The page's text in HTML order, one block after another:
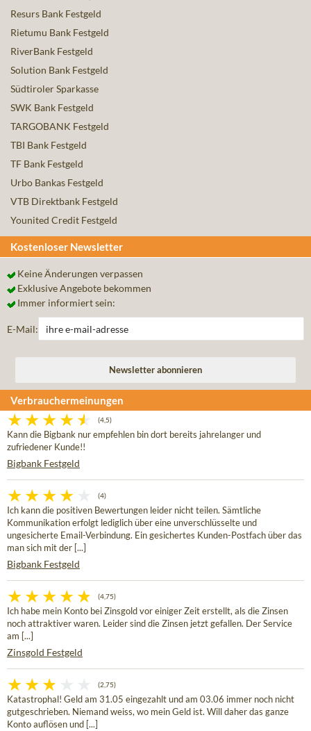
Resurs Bank Festgeld
Rietumu Bank Festgeld
RiverBank Festgeld
Solution Bank Festgeld
Südtiroler Sparkasse
SWK Bank Festgeld
TARGOBANK Festgeld
TBI Bank Festgeld
TF Bank Festgeld
Urbo Bankas Festgeld
VTB Direktbank Festgeld
Younited Credit Festgeld
Kostenloser Newsletter
Keine Änderungen verpassen
Exklusive Angebote bekommen
Immer informiert sein:
E-Mail:
Verbrauchermeinungen
(4,5)
Kann die Bigbank nur empfehlen bin dort bereits jahrelanger und
zufriedener Kunde!!
Bigbank Festgeld
(4)
Ich kann die positiven Bewertungen leider nicht teilen. Sämtliche
Kommunikation erfolgt lediglich über eine unverschlüsselte und
ungesicherte Email-Verbindung. Ein gesichertes Kunden-Postfach über das
man sich mit der [...]
Bigbank Festgeld
(4,75)
Ich habe mein Konto bei Zinsgold vor einiger Zeit erstellt, als die Zinsen
noch attraktiver waren. Leider sind die Zinsen jetzt gefallen. Der Service
am [...]
Zinsgold Festgeld
(2,75)
Katastrophal! Geld am 31.05 eingezahlt und am 03.06 immer noch nicht
gutgeschrieben. Niemand weiss, wo mein Geld ist. Will daher das ganze
Konto auflösen und [...]